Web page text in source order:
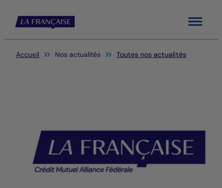
Menu
Vous êtes ici:
Accueil Nos actualités Toutes nos actualités